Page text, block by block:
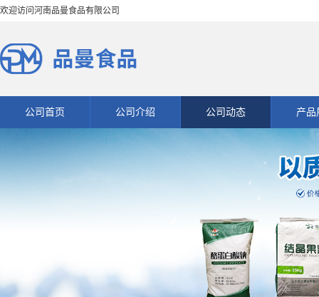
欢迎访问河南品曼食品有限公司
公司首页 公司介绍 公司动态 产品